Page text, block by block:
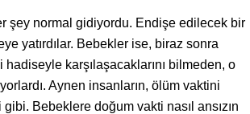
şey normal gidiyordu. Endişe edilecek bir
yatırdılar. Bebekler ise, biraz sonra
karşılaşacaklarını bilmeden, o
Aynen insanların, ölüm vaktini
Bebeklere doğum vakti nasıl ansızın